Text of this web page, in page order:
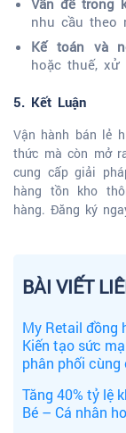
nhu cầu theo
Kế toán và
hoặc thuế,
5. Kết Luận
Vận hành bán lẻ
thức mà còn mở
cung cấp giải
hàng tồn kho
hàng. Đăng ký
BÀI VIẾT
My Retail đồng
Kiến tạo sức
phân phối cùng
Tăng 40% tỷ lệ
Bé – Cá nhân